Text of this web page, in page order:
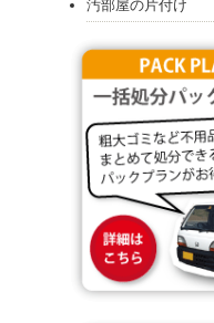
汚部屋の片付け